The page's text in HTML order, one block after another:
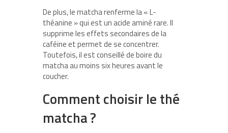
De plus, le matcha renferme la « L-
théanine » qui est un acide aminé rare. Il
supprime les effets secondaires de la
caféine et permet de se concentrer.
Toutefois, il est conseillé de boire du
matcha au moins six heures avant le
coucher.
Comment choisir le thé
matcha ?